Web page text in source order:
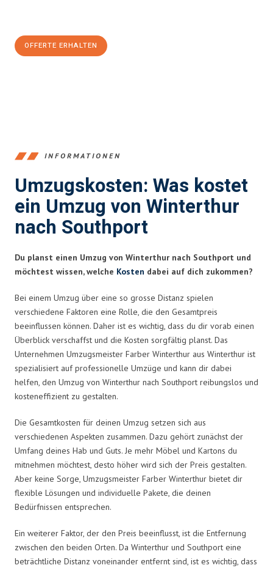
OFFERTE ERHALTEN
INFORMATIONEN
Umzugskosten: Was kostet
ein Umzug von Winterthur
nach Southport
Du planst einen Umzug von Winterthur nach Southport und
möchtest wissen, welche Kosten dabei auf dich zukommen?
Bei einem Umzug über eine so grosse Distanz spielen
verschiedene Faktoren eine Rolle, die den Gesamtpreis
beeinflussen können. Daher ist es wichtig, dass du dir vorab einen
Überblick verschaffst und die Kosten sorgfältig planst. Das
Unternehmen Umzugsmeister Farber Winterthur aus Winterthur ist
spezialisiert auf professionelle Umzüge und kann dir dabei
helfen, den Umzug von Winterthur nach Southport reibungslos und
kosteneffizient zu gestalten.
Die Gesamtkosten für deinen Umzug setzen sich aus
verschiedenen Aspekten zusammen. Dazu gehört zunächst der
Umfang deines Hab und Guts. Je mehr Möbel und Kartons du
mitnehmen möchtest, desto höher wird sich der Preis gestalten.
Aber keine Sorge, Umzugsmeister Farber Winterthur bietet dir
flexible Lösungen und individuelle Pakete, die deinen
Bedürfnissen entsprechen.
Ein weiterer Faktor, der den Preis beeinflusst, ist die Entfernung
zwischen den beiden Orten. Da Winterthur und Southport eine
beträchtliche Distanz voneinander entfernt sind, ist es wichtig, dass